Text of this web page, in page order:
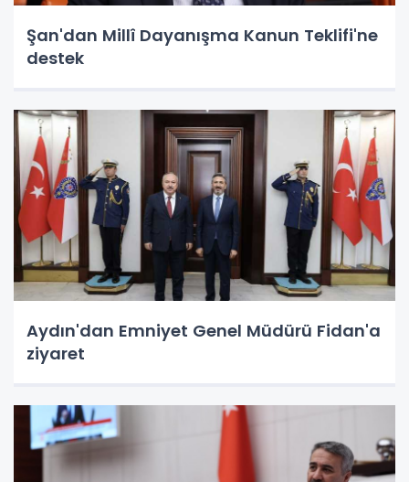
Şan'dan Millî Dayanışma Kanun Teklifi'ne
destek
Aydın'dan Emniyet Genel Müdürü Fidan'a
ziyaret